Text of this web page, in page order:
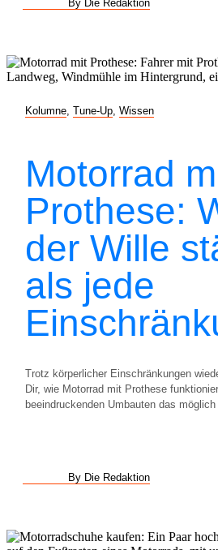
By Die Redaktion
Kolumne Tune-Up Wissen
Motorrad
Prothese:
der Wille
als jede
Trotz körperlicher Einschränkungen
Dir, wie Motorrad mit Prothese
beeindruckenden Umbauten das
By Die Redaktion